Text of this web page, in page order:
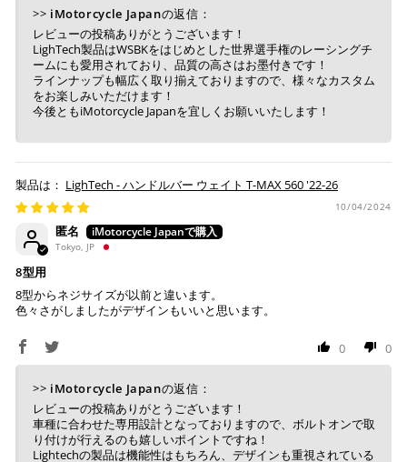
「お得」な楽天ペイをご利用ください。
※ 楽天ポイントが貯まるのは楽天カード・楽天ポイン
ト・楽天ペイ残高でのお支払いに限ります。
※ 現在楽天ペイでご使用頂けるクレジットカードは
Visa、Mastercard、JCBのみです。
上記キャッシュレス決済アカウントからご希望のお支払
が完了します。
コンビニ決済(事前決済)
ヤマト運輸になります。 配送会社の指定はできかねます。
>> iMotorcycle Japanの返信：
レビューの投稿ありがとうございます！
LighTech製品はWSBKをはじめとした世界選手権のレーシングチ
ームにも愛用されており、品質の高さはお墨付きです！
ラインナップも幅広く取り揃えておりますので、様々なカスタム
をお楽しみいただけます！
今後ともiMotorcycle Japanを宜しくお願いいたします！
LighTech - ハンドルバー ウェイト T-MAX 560 '22-26
10/04/2024
匿名
Tokyo, JP
8型用
8型からネジサイズが以前と違います。
色々さがしましたがデザインもいいと思います。
0 0
>> iMotorcycle Japanの返信：
レビューの投稿ありがとうございます！
車種に合わせた専用設計となっておりますので、ボルトオンで取
り付けが行えるのも嬉しいポイントですね！
Lightechの製品は機能性はもちろん、デザインも重視されている